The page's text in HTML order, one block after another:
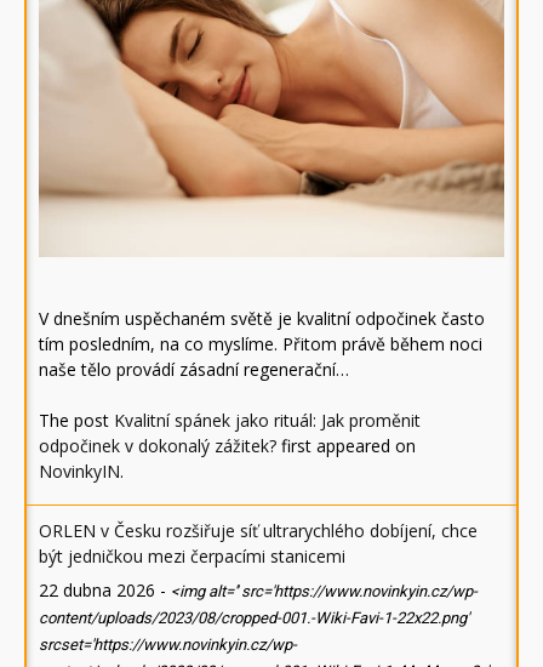
V dnešním uspěchaném světě je kvalitní odpočinek často
tím posledním, na co myslíme. Přitom právě během noci
naše tělo provádí zásadní regenerační…
The post Kvalitní spánek jako rituál: Jak proměnit
odpočinek v dokonalý zážitek? first appeared on
NovinkyIN.
ORLEN v Česku rozšiřuje síť ultrarychlého dobíjení, chce
být jedničkou mezi čerpacími stanicemi
22 dubna 2026 - <img alt='' src='https://www.novinkyin.cz/wp-
content/uploads/2023/08/cropped-001.-Wiki-Favi-1-22x22.png'
srcset='https://www.novinkyin.cz/wp-